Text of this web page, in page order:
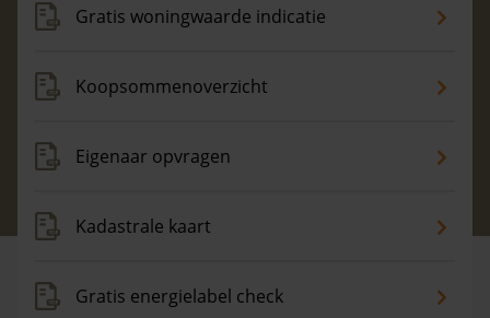
Maandag t/m vrijdag - 08:00 -18:00
Gratis woningwaarde indicatie
Koopsommenoverzicht
Eigenaar opvragen
Kadastrale kaart
Gratis energielabel check